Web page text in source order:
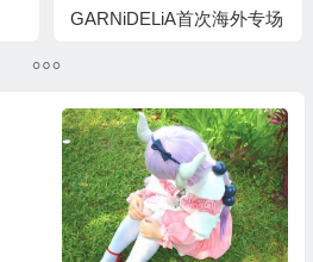
GARNiDELiA首次海外专场